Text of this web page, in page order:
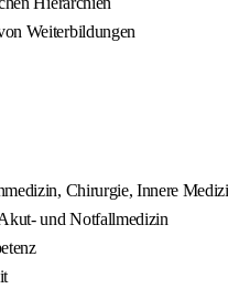
Weiterbildungen
Chirurgie, Innere
und Notfallmedizin